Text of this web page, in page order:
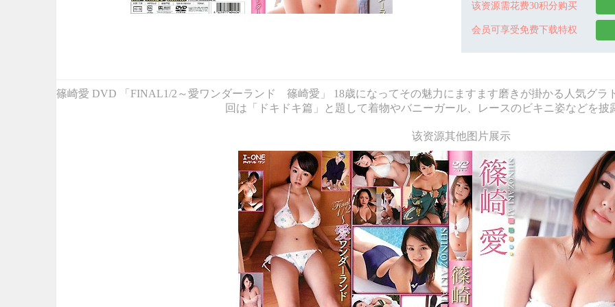
该资源需花费30积分购买
会员可享受免费下载特权
篠崎愛 DVD 「FINAL1/2～愛ワンダーランド 篠崎愛」 18歳になってその魅力にますます磨きが掛かる人気グラ
回は「ドキドキ篇」と題して着物やバニーガール、レースのビキニ姿などを披
该资源其他图片展示